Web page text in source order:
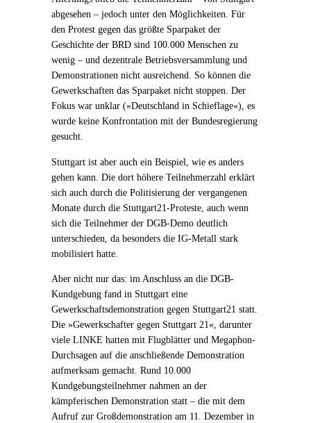
abgesehen – jedoch unter den Möglichkeiten. Für
den Protest gegen das größte Sparpaket der
Geschichte der BRD sind 100.000 Menschen zu
wenig – und dezentrale Betriebsversammlung und
Demonstrationen nicht ausreichend. So können die
Gewerkschaften das Sparpaket nicht stoppen. Der
Fokus war unklar (»Deutschland in Schieflage«), es
wurde keine Konfrontation mit der Bundesregierung
gesucht.
Stuttgart ist aber auch ein Beispiel, wie es anders
gehen kann. Die dort höhere Teilnehmerzahl erklärt
sich auch durch die Politisierung der vergangenen
Monate durch die Stuttgart21-Proteste, auch wenn
sich die Teilnehmer der DGB-Demo deutlich
unterschieden, da besonders die IG-Metall stark
mobilisiert hatte.
Aber nicht nur das: im Anschluss an die DGB-
Kundgebung fand in Stuttgart eine
Gewerkschaftsdemonstration gegen Stuttgart21 statt.
Die »Gewerkschafter gegen Stuttgart 21«, darunter
viele LINKE hatten mit Flugblätter und Megaphon-
Durchsagen auf die anschließende Demonstration
aufmerksam gemacht. Rund 10.000
Kundgebungsteilnehmer nahmen an der
kämpferischen Demonstration statt – die mit dem
Aufruf zur Großdemonstration am 11. Dezember in